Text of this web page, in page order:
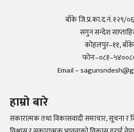
बाँके जि.प्र.का.द.नं. १२९/
सगुन सन्देश
कोहलपुर–११, बाँके
Email –
हाम्रो बारे
सकारात्मक तथा विकासवादी समाचार, सूचना